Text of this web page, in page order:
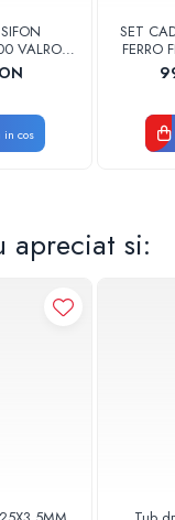
VALROM
in cos
SET
FERRO
apreciat si: